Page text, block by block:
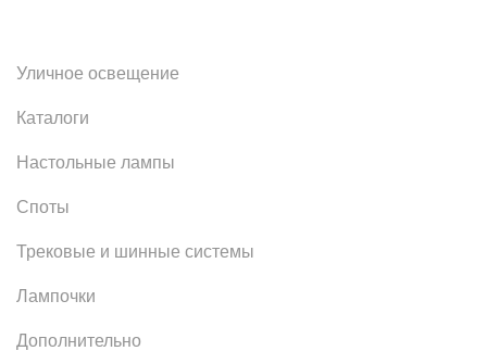
Уличное освещение
Каталоги
Настольные лампы
Споты
Трековые и шинные системы
Лампочки
Дополнительно